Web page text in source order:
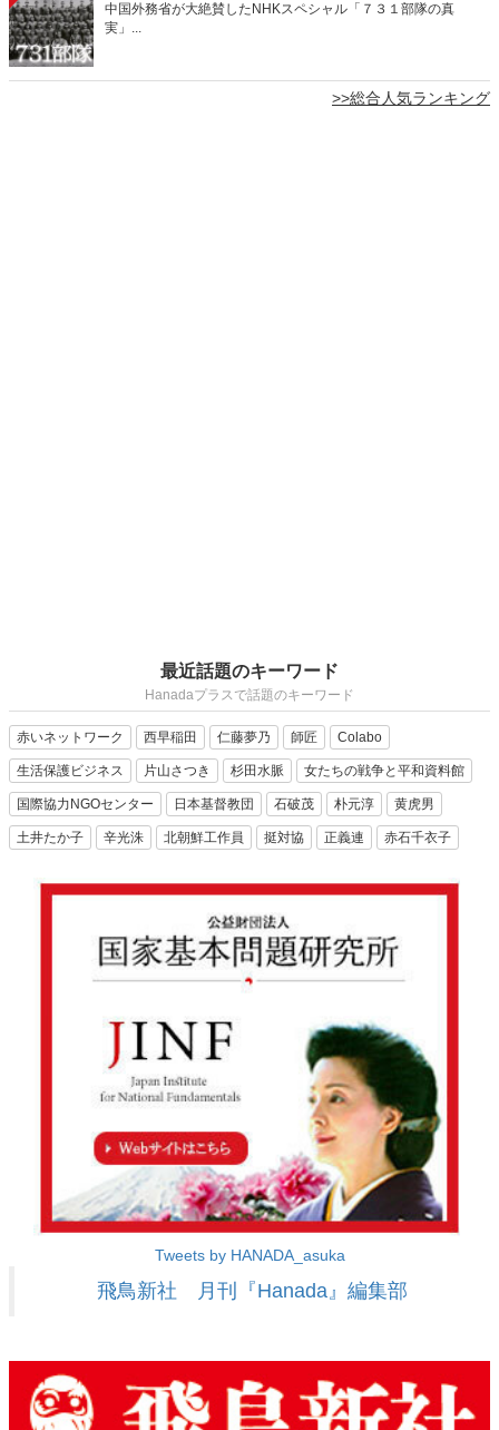
中国外務省が大絶賛したNHKスペシャル「７３１部隊の真
実」...
>>総合人気ランキング
最近話題のキーワード
Hanadaプラスで話題のキーワード
赤いネットワーク 西早稲田 仁藤夢乃 師匠 Colabo
生活保護ビジネス 片山さつき 杉田水脈 女たちの戦争と平和資料館
国際協力NGOセンター 日本基督教団 石破茂 朴元淳 黄虎男
土井たか子 辛光洙 北朝鮮工作員 挺対協 正義連 赤石千衣子
Tweets by HANADA_asuka
飛鳥新社 月刊『Hanada』編集部